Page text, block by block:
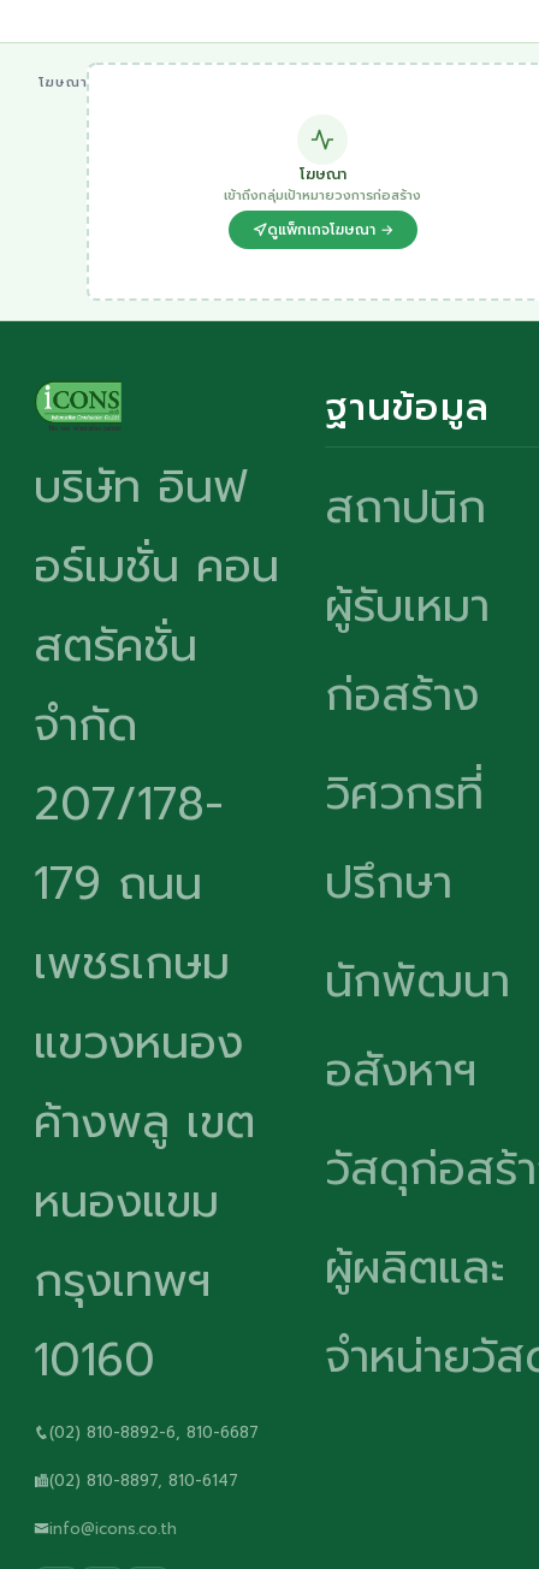
โฆษณา
โฆษณา
เข้าถึงกลุ่มเป้าหมายวงการก่อสร้าง
ดูแพ็กเกจโฆษณา →
บริษัท อินฟ
อร์เมชั่น คอน
สตรัคชั่น
จำกัด
207/178-
179 ถนน
เพชรเกษม
แขวงหนอง
ค้างพลู เขต
หนองแขม
กรุงเทพฯ
10160
(02) 810-8892-6, 810-6687
(02) 810-8897, 810-6147
info@icons.co.th
ฐานข้อมูล
สถาปนิก
ผู้รับเหมา
ก่อสร้าง
วิศวกรที่
ปรึกษา
นักพัฒนา
อสังหาฯ
วัสดุก่อสร้
ผู้ผลิตและ
จำหน่ายวั